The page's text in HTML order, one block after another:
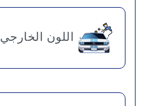
اللون الخارجي